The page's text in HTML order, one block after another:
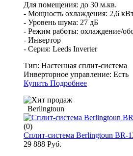
Для помещения: до 30 м.кв.
- Мощность охлаждения: 2,6
- Уровень шума: 27 дБ
- Режим работы: охлаждение/
- Инвертор
- Серия: Leeds Inverter
Тип: Настенная сплит-система
Инверторное управление: Есть
Купить Подробнее
Berlingtoun
(0)
Сплит-система Berlingtoun BR-
29 888 Руб.